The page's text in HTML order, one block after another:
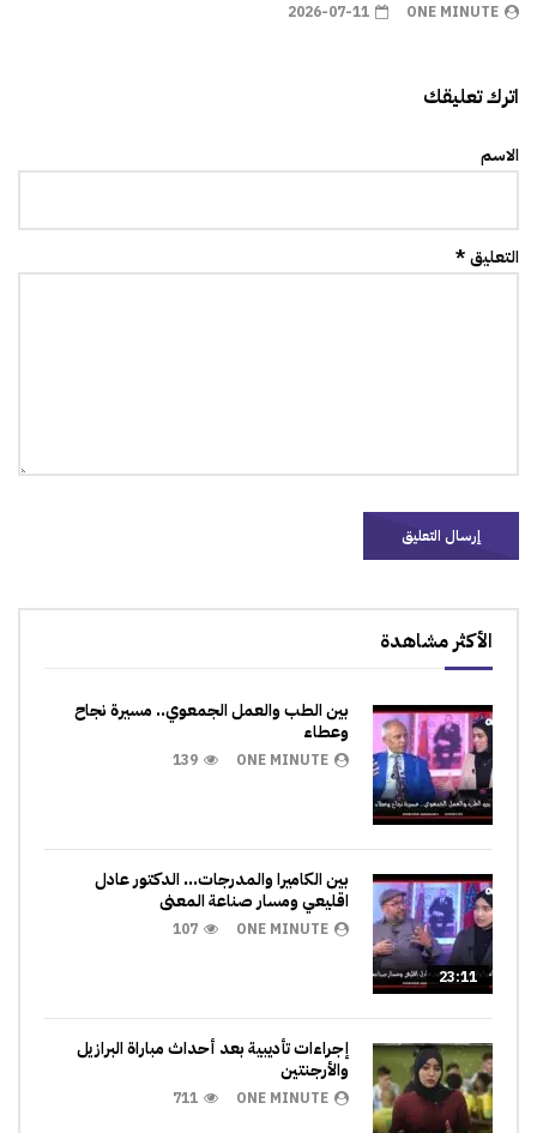
ONE MINUTE
2026-07-11
اترك تعليقك
الاسم
التعليق *
الأكثر مشاهدة
بين الطب والعمل الجمعوي.. مسيرة نجاح
وعطاء
ONE MINUTE
139
23:11
بين الكاميرا والمدرجات… الدكتور عادل
اقليعي ومسار صناعة المعنى
ONE MINUTE
107
إجراءات تأديبية بعد أحداث مباراة البرازيل
والأرجنتين
ONE MINUTE
711